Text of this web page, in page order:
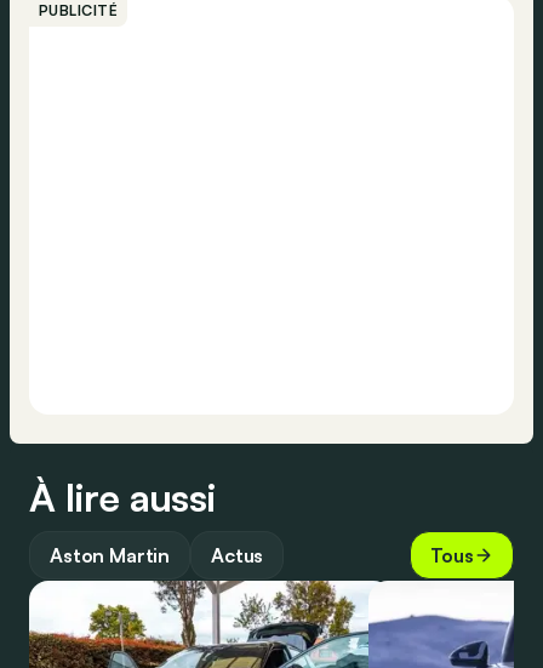
PUBLICITÉ
À lire aussi
Aston Martin Actus Tous